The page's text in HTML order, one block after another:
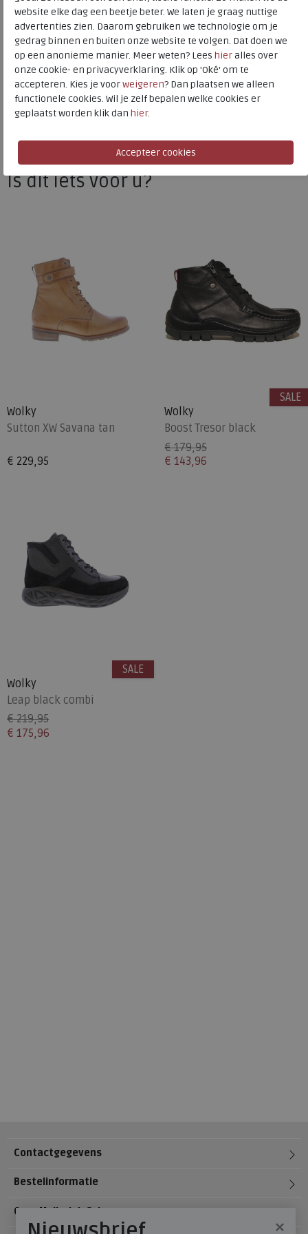
Wolky
Toon alles vanWolky
Naar alleveterboots
Is dit iets voor u?
Wolky
Sutton XW Savana tan
€ 229,95
Wolky
Boost Tresor black
€ 179,95
€ 143,96
SALE
Wolky
Leap black combi
€ 219,95
€ 175,96
SALE
Contactgegevens
Bestelinformatie
Over Meijerink Schoenen
×
website elke dag een beetje beter. We laten je graag nuttige
advertenties zien. Daarom gebruiken we technologie om je
gedrag binnen en buiten onze website te volgen. Dat doen we
op een anonieme manier. Meer weten? Lees hieralles over
onze cookie- en privacyverklaring. Klik op 'Oké' om te
accepteren. Kies je voorweigeren? Dan plaatsen we alleen
functionele cookies. Wil je zelf bepalen welke cookies er
geplaatst worden klik dan hier.